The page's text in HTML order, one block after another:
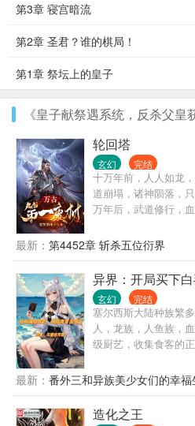
第3章 寝宫暗流
第2章 圣君？谁的棋局！
第1章 祭坛上的皇子
《皇子献祭遇系统，反杀父皇
轮回塔
玄幻 完结
十万年前，人人如龙
道崩塌，诸神陨落，
万年后，武道修行，
得无名宝塔，穿越到
上了逆天修炼之途。
最新： 第4452章 斩杀五位衍界
异界：开局买下
玄幻 完结
塞尔西斯大陆种族繁
人，龙族，人鱼族，
级厨艺，收集食客的
先生，请问您知道骷
我只是个厨子，哪儿
程宇淡定地喝了一口骨
最新： 番外三和异族美少女们的幸福
造化之王